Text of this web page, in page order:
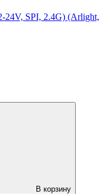
24V, SPI, 2.4G) (Arlight,
В корзину